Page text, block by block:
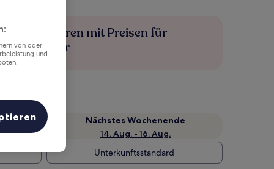
Mehr sparen mit Preisen für
Mitglieder
Nächstes Wochenende
14. Aug. - 16. Aug.
Unterkunftsstandard
von oder
und